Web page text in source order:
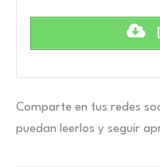
Comparte en tus redes
puedan leerlos y seguir